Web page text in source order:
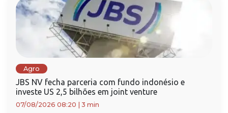
Agro
JBS NV fecha parceria com fundo indonésio e
investe US 2,5 bilhões em joint venture
07/08/2026 08:20 | 3 min